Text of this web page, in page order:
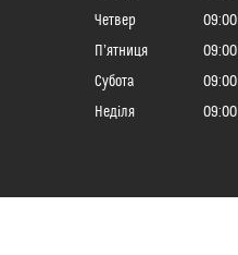
Четвер
09:00
Пʼятниця
09:00
Субота
09:00
Неділя
09:00